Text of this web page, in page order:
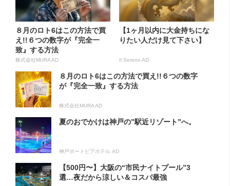
８月のロト6はこの方法で買
え!!６つの数字が『完全一
致』する方法
株式会社MURA AD
【1ヶ月以内に大金持ちにな
りたい人だけ見て下さい】
Il Sereno AD
８月のロト6はこの方法で買え!!６つの数字
が『完全一致』する方法
株式会社MURA AD
夏のおでかけは神戸の”駅近リゾート”へ。
神戸ポートピアホテル AD
【500円〜】大阪の“市民ナイトプール”3
選…夜だから涼しい＆コスパ最強